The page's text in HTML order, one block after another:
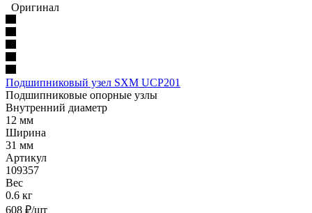
Оригинал
Подшипниковый узел SXM UCP201
Подшипниковые опорные узлы
Внутренний диаметр
12 мм
Ширина
31 мм
Артикул
109357
Вес
0.6 кг
608 ₽/шт